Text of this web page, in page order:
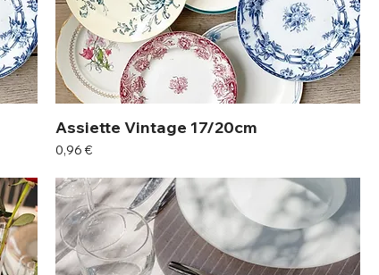
Assiette Vintage 17/20cm
Prix
0,96 €